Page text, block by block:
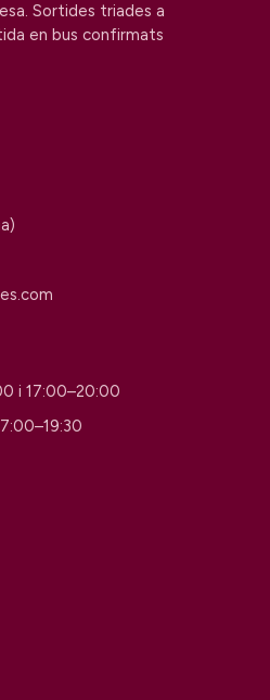
Sortides triades a
en bus confirmats
i 17:00–20:00